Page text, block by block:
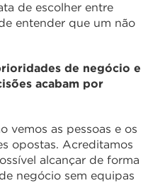
de escolher entre
entender que um não
de negócio e
acabam por
vemos as pessoas e os
opostas. Acreditamos
alcançar de forma
negócio sem equipas